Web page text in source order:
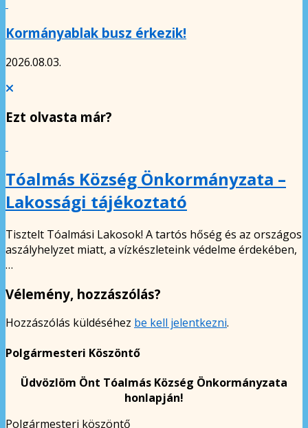
Kormányablak busz érkezik!
2026.08.03.
Ezt olvasta már?
Tóalmás Község Önkormányzata –
Lakossági tájékoztató
Tisztelt Tóalmási Lakosok! A tartós hőség és az országos
aszályhelyzet miatt, a vízkészleteink védelme érdekében,
…
Vélemény, hozzászólás?
Hozzászólás küldéséhez be kell jelentkezni.
Polgármesteri Köszöntő
Üdvözlöm Önt Tóalmás Község Önkormányzata
honlapján!
Polgármesteri köszöntő